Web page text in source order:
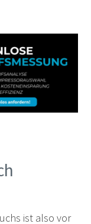
ist also vor